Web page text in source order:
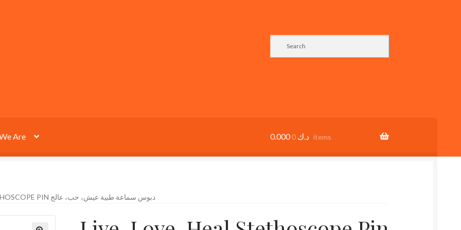
Are 0.000 د.ك 0 items
LIVE, LOVE, HEAL STETHOSCOPE PIN دبوس سماعة طبية عيش، حب، عالج